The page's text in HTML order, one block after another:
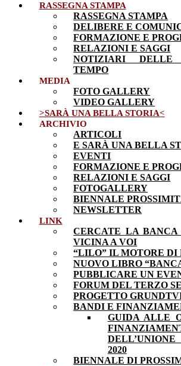
RASSEGNA STAMPA
RASSEGNA STAMPA
DELIBERE E
FORMAZIONE E
RELAZIONI E SAGGI
NOTIZIARI
TEMPO
MEDIA
FOTO GALLERY
VIDEO GALLERY
>SARÀ UNA BELLA STORIA<
ARCHIVIO
ARTICOLI
E SARÀ UNA BELLA
EVENTI
FORMAZIONE E
RELAZIONI E SAGGI
FOTOGALLERY
BIENNALE
NEWSLETTER
LINK
CERCATE LA
VICINA A VOI
“LILO” IL MOTORE DI
NUOVO LIBRO
PUBBLICARE UN
FORUM DEL TERZO
PROGETTO
BANDI E
GUIDA ALLE
2020
BIENNALE DI